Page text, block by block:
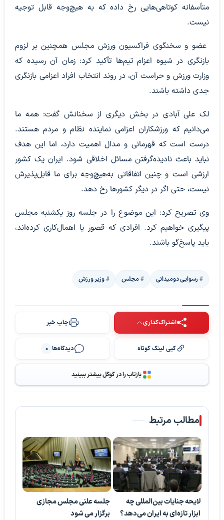
متأسفانه کوتاهی‌هایی رخ داده که به هیچ‌وجه قابل توجیه
نیست.
عضو و سخنگوی فراکسیون ورزش مجلس همچنین بر لزوم
بازنگری در شیوه اعزام تیم‌ها تأکید کرد: زمان آن رسیده که
وزارت ورزش و حراست آن، در روند انتخاب افراد اعزامی بازنگری
جدی داشته باشند.
لک علی آبادی در بخش دیگری از سخنانش گفت: همه ما
می‌دانیم که ورزشکاران اعزامی نماینده نظام و مردم هستند.
درست است که قهرمانی و مدال اهمیت دارد، اما این هدف
نباید باعث نادیده‌گرفتن مسائل اخلاقی شود. ایران یک کشور
ارزشی است و چنین اتفاقاتی به‌هیچ‌وجه برای ما قابل‌پذیرش
نیست، حتی اگر در دیگر کشورها رخ دهد.
وی تصریح کرد: این موضوع را در جلسه‌ روز یکشنبه مجلس
پیگیری خواهیم کرد. افرادی که قصور یا اهمال‌کاری کرده‌اند،
باید پاسخ‌گو باشند.
رسوایی دومیدانی مجلس وزیر ورزش
اشتراک‌گذاری چاپ خبر
کپی لینک کوتاه دیدگاه‌ها 0
بازتاب را در گوگل بیشتر ببینید
مطالب مرتبط
لایحه جنایات بین‌المللی چه
ابزار تازه‌ای به ایران می‌دهد؟
جلسه علنی مجلس مجازی
برگزار می شود